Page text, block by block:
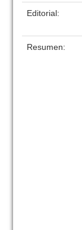
Editorial:
Resumen: